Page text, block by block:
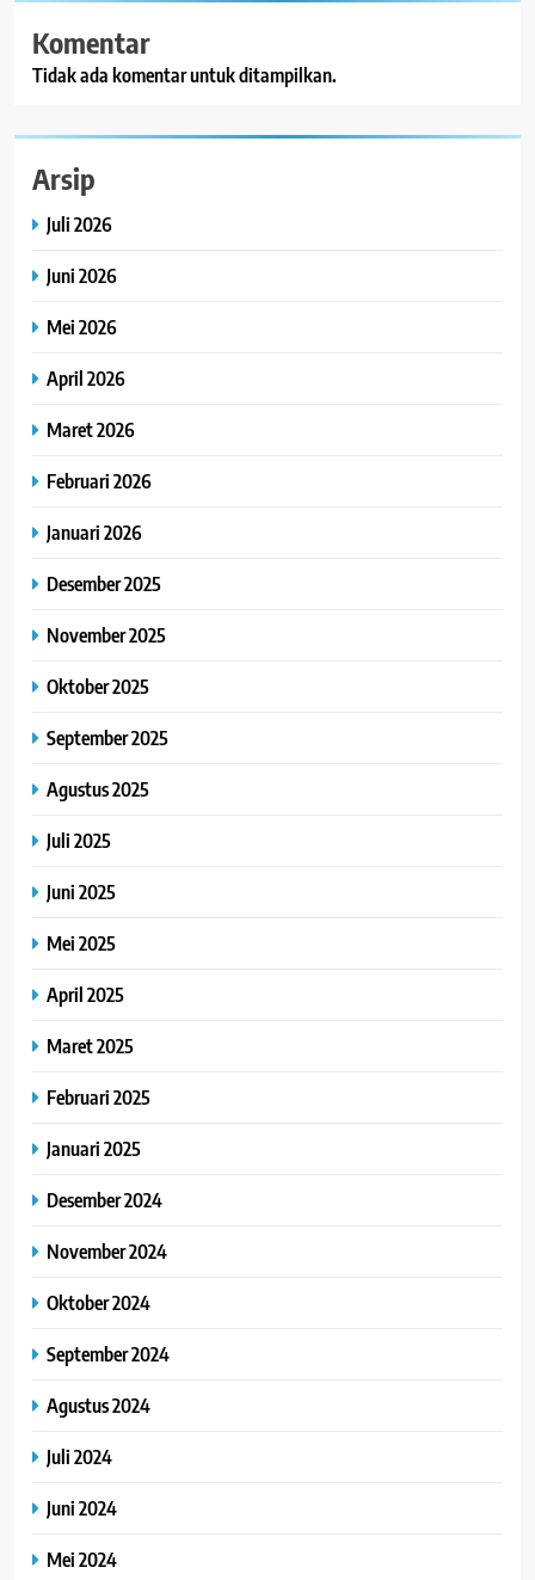
Komentar
Tidak ada komentar untuk ditampilkan.
Arsip
Juli 2026
Juni 2026
Mei 2026
April 2026
Maret 2026
Februari 2026
Januari 2026
Desember 2025
November 2025
Oktober 2025
September 2025
Agustus 2025
Juli 2025
Juni 2025
Mei 2025
April 2025
Maret 2025
Februari 2025
Januari 2025
Desember 2024
November 2024
Oktober 2024
September 2024
Agustus 2024
Juli 2024
Juni 2024
Mei 2024